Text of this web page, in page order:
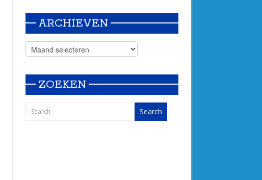
ARCHIEVEN
ZOEKEN